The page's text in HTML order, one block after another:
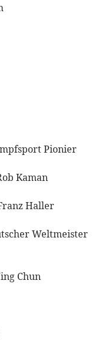
Pionier
Kaman
Haller
Weltmeister
Chun